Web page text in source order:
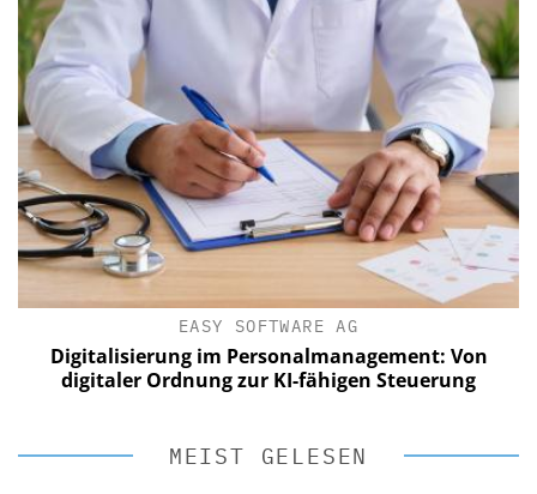
EASY SOFTWARE AG
Digitalisierung im Personalmanagement: Von
digitaler Ordnung zur KI-fähigen Steuerung
MEIST GELESEN